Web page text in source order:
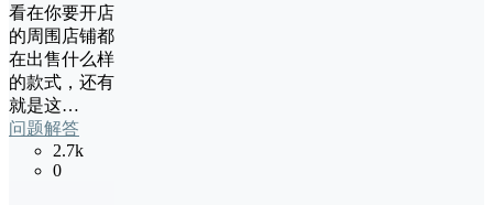
看在你要开店
的周围店铺都
在出售什么样
的款式，还有
就是这…
问题解答
2.7k
0